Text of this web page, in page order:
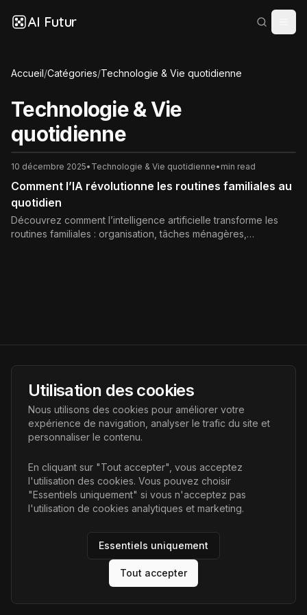
AI Futur
Accueil/Catégories/Technologie & Vie quotidienne
Technologie & Vie
quotidienne
10 décembre 2025• Technologie & Vie quotidienne• min read
Comment l’IA révolutionne les routines familiales au
quotidien
Découvrez comment l’intelligence artificielle transforme les
routines familiales : organisation, tâches ménagères,
AI Futur
Portail de l'avenir de l'intelligence artificielle, vous aidant à
découvrir les dernières technologies IA.
Liens
Accueil
Articles
AI Futur. Tous droits réservés.
Utilisation des cookies
Nous utilisons des cookies pour améliorer votre
expérience de navigation, analyser le trafic du site et
personnaliser le contenu.
En cliquant sur "Tout accepter", vous acceptez
l'utilisation des cookies. Vous pouvez choisir
"Essentiels uniquement" si vous n'acceptez pas
l'utilisation de cookies analytiques et marketing.
Essentiels uniquement
Tout accepter